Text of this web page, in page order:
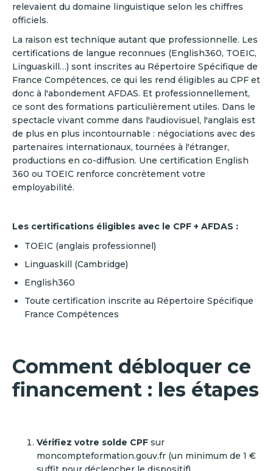
relevaient du domaine linguistique selon les chiffres
officiels.
La raison est technique autant que professionnelle. Les
certifications de langue reconnues (English360, TOEIC,
Linguaskill…) sont inscrites au Répertoire Spécifique de
France Compétences, ce qui les rend éligibles au CPF et
donc à l'abondement AFDAS. Et professionnellement,
ce sont des formations particulièrement utiles. Dans le
spectacle vivant comme dans l'audiovisuel, l'anglais est
de plus en plus incontournable : négociations avec des
partenaires internationaux, tournées à l'étranger,
productions en co-diffusion. Une certification English
360 ou TOEIC renforce concrètement votre
employabilité.
Les certifications éligibles avec le CPF + AFDAS :
TOEIC (anglais professionnel)
Linguaskill (Cambridge)
English360
Toute certification inscrite au Répertoire Spécifique
France Compétences
Comment débloquer ce
financement : les étapes
Vérifiez votre solde CPF sur
moncompteformation.gouv.fr (un minimum de 1 €